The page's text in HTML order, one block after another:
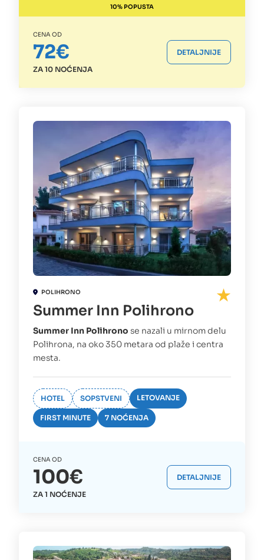
10% POPUSTA
CENA OD
72€
ZA 10 NOĆENJA
DETALJNIJE
POLIHRONO
Summer Inn Polihrono
Summer Inn Polihrono se nazali u mirnom delu
Polihrona, na oko 350 metara od plaže i centra
mesta.
HOTEL SOPSTVENI LETOVANJE
FIRST MINUTE 7 NOĆENJA
CENA OD
100€
ZA 1 NOĆENJE
DETALJNIJE